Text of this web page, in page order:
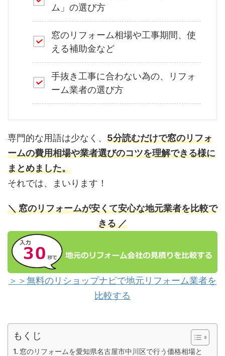
ム」の選び方
窓のリフォーム相場や工事期間、使
える補助金など
手抜き工事に合わない為の、リフォ
ーム業者の選び方
専門的な用語は少なく、 5分読むだけで窓のリフォ
ームの費用相場や業者選びのコツを理解できる様に
まとめました。
それでは、まいります！
＼ 窓のリフォームが安くて安心な地元業者を比較で
きる ／
＞＞無料のリショップナビで地元リフォーム業者を
比較する
もくじ
窓のリフォームを愛知県名古屋市中川区で行う価格相場と